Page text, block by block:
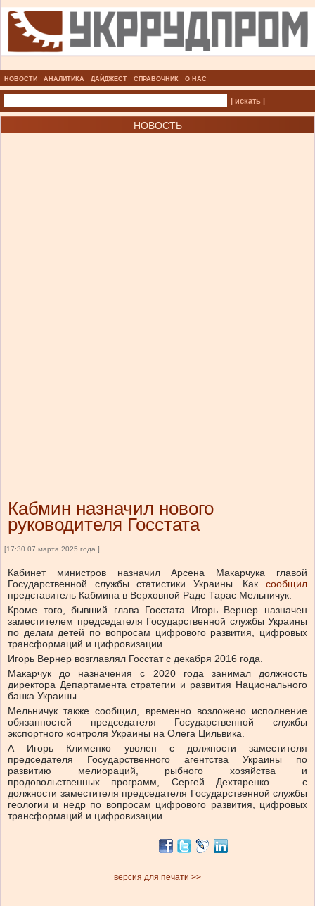
НОВОСТИ АНАЛИТИКА ДАЙДЖЕСТ СПРАВОЧНИК О НАС
| искать |
НОВОСТЬ
Кабмин назначил нового
руководителя Госстата
[17:30 07 марта 2025 года ]
Кабинет министров назначил Арсена Макарчука главой
Государственной службы статистики Украины.
Как
сообщил
представитель Кабмина в Верховной Раде Тарас Мельничук.
Кроме того, бывший глава Госстата Игорь Вернер назначен
заместителем председателя Государственной службы Украины
по делам детей по вопросам цифрового развития, цифровых
трансформаций и цифровизации.
Игорь Вернер возглавлял Госстат с декабря 2016 года.
Макарчук до назначения с 2020 года занимал должность
директора Департамента стратегии и развития Национального
банка Украины.
Мельничук также сообщил, временно возложено исполнение
обязанностей председателя Государственной службы
экспортного контроля Украины на Олега Цильвика.
А Игорь Клименко уволен с должности заместителя
председателя Государственного агентства Украины по
развитию мелиораций, рыбного хозяйства и
продовольственных программ, Сергей Дехтяренко — с
должности заместителя председателя Государственной службы
геологии и недр по вопросам цифрового развития, цифровых
трансформаций и цифровизации.
версия для печати >>